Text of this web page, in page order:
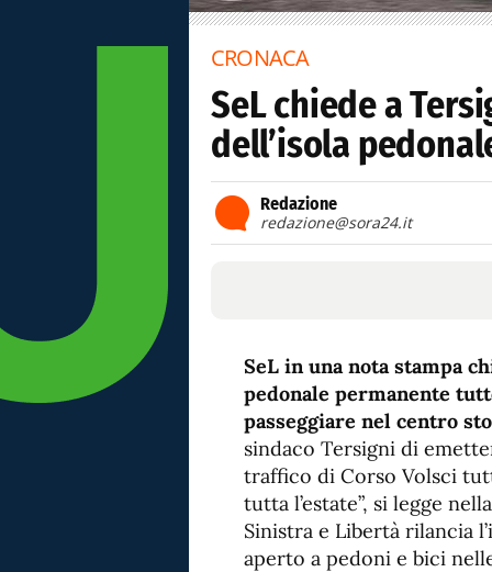
CRONACA
SeL chiede a
dell’isola
Redazione
redazione@sora24.it
SeL in una nota stampa
pedonale permanente
passeggiare nel centro
sindaco Tersigni di
traffico di Corso Volsci
tutta l’estate”, si legge
Sinistra e Libertà rilancia
aperto a pedoni e bici